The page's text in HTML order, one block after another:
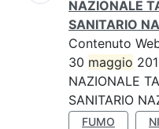
NAZIONALE
SANITARIO
Contenuto
30 maggio
NAZIONALE
SANITARIO
FUMO